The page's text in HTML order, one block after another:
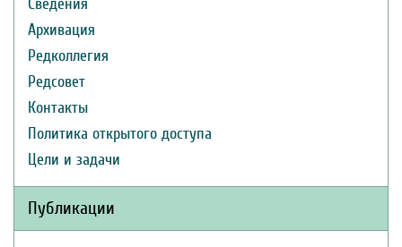
Сведения
Архивация
Редколлегия
Редсовет
Контакты
Политика открытого доступа
Цели и задачи
Публикации